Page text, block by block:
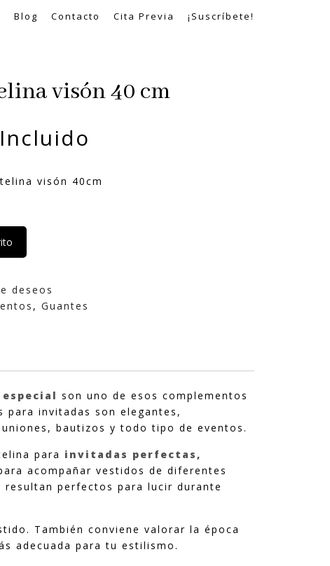
Blog Contacto Cita Previa ¡Suscríbete!
visón 40 cm
visón 40cm
deseos
, Guantes
son uno de esos complementos
invitadas son elegantes,
bautizos y todo tipo de eventos.
para invitadas perfectas,
acompañar vestidos de diferentes
perfectos para lucir durante
También conviene valorar la época
adecuada para tu estilismo.